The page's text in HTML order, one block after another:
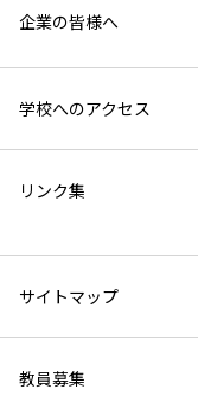
企業の皆様へ
学校へのアクセス
リンク集
サイトマップ
教員募集